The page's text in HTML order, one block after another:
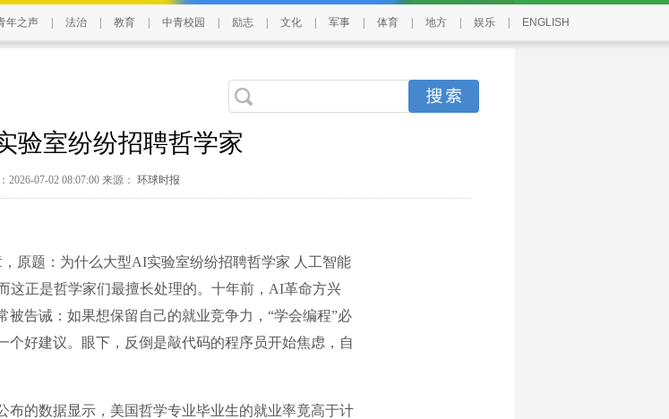
年之声 法治 教育 中青校园 励志 文化 军事 体育 地方 娱乐 ENGLISH
验室纷纷招聘哲学家
2026-07-02 08:07:00 来源： 环球时报
题：为什么大型AI实验室纷纷招聘哲学家 人工智能
这正是哲学家们最擅长处理的。十年前，AI革命方兴
被告诫：如果想保留自己的就业竞争力，“学会编程”必
个好建议。眼下，反倒是敲代码的程序员开始焦虑，自
的数据显示，美国哲学专业毕业生的就业率竟高于计